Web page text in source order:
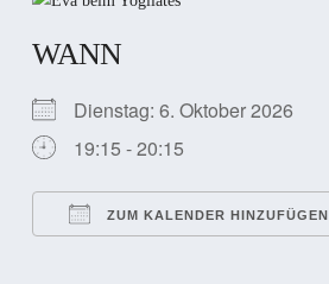
WANN
Dienstag: 6. Oktober 2026
19:15 - 20:15
ZUM KALENDER HINZUFÜGEN